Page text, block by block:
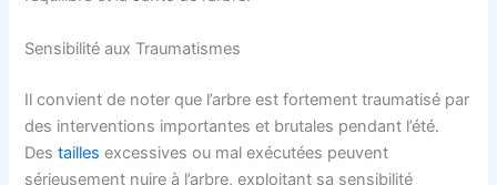
Sensibilité aux Traumatismes
Il convient de noter que l’arbre est fortement traumatisé par
des interventions importantes et brutales pendant l’été.
Destailles excessives ou mal exécutées peuvent
sérieusement nuire à l’arbre, exploitant sa sensibilité